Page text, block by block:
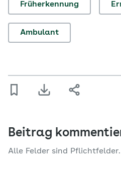
Früherkennung
Ambulant
Beitrag
Alle Felder sind Pflichtfelder.